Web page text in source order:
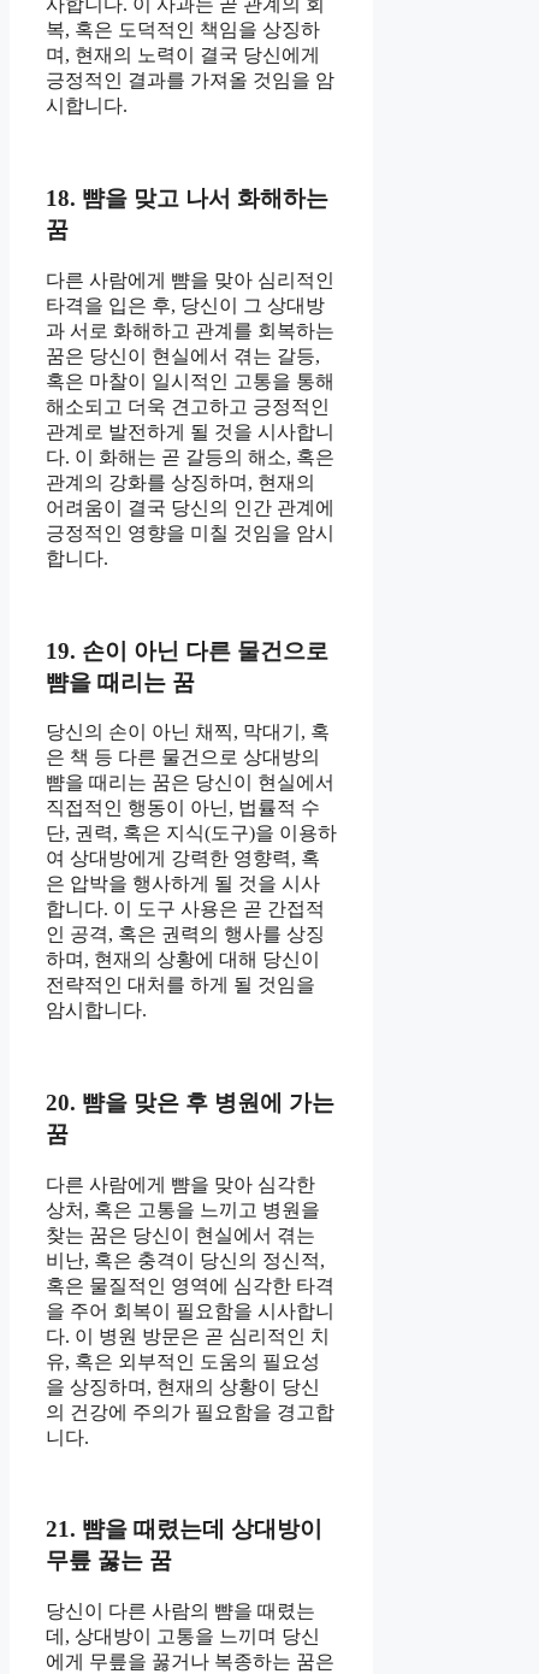
사합니다. 이 사과는 곧 관계의 회
복, 혹은 도덕적인 책임을 상징하
며, 현재의 노력이 결국 당신에게
긍정적인 결과를 가져올 것임을 암
시합니다.
18. 뺨을 맞고 나서 화해하는
꿈
다른 사람에게 뺨을 맞아 심리적인
타격을 입은 후, 당신이 그 상대방
과 서로 화해하고 관계를 회복하는
꿈은 당신이 현실에서 겪는 갈등,
혹은 마찰이 일시적인 고통을 통해
해소되고 더욱 견고하고 긍정적인
관계로 발전하게 될 것을 시사합니
다. 이 화해는 곧 갈등의 해소, 혹은
관계의 강화를 상징하며, 현재의
어려움이 결국 당신의 인간 관계에
긍정적인 영향을 미칠 것임을 암시
합니다.
19. 손이 아닌 다른 물건으로
뺨을 때리는 꿈
당신의 손이 아닌 채찍, 막대기, 혹
은 책 등 다른 물건으로 상대방의
뺨을 때리는 꿈은 당신이 현실에서
직접적인 행동이 아닌, 법률적 수
단, 권력, 혹은 지식(도구)을 이용하
여 상대방에게 강력한 영향력, 혹
은 압박을 행사하게 될 것을 시사
합니다. 이 도구 사용은 곧 간접적
인 공격, 혹은 권력의 행사를 상징
하며, 현재의 상황에 대해 당신이
전략적인 대처를 하게 될 것임을
암시합니다.
20. 뺨을 맞은 후 병원에 가는
꿈
다른 사람에게 뺨을 맞아 심각한
상처, 혹은 고통을 느끼고 병원을
찾는 꿈은 당신이 현실에서 겪는
비난, 혹은 충격이 당신의 정신적,
혹은 물질적인 영역에 심각한 타격
을 주어 회복이 필요함을 시사합니
다. 이 병원 방문은 곧 심리적인 치
유, 혹은 외부적인 도움의 필요성
을 상징하며, 현재의 상황이 당신
의 건강에 주의가 필요함을 경고합
니다.
21. 뺨을 때렸는데 상대방이
무릎 꿇는 꿈
당신이 다른 사람의 뺨을 때렸는
데, 상대방이 고통을 느끼며 당신
에게 무릎을 꿇거나 복종하는 꿈은